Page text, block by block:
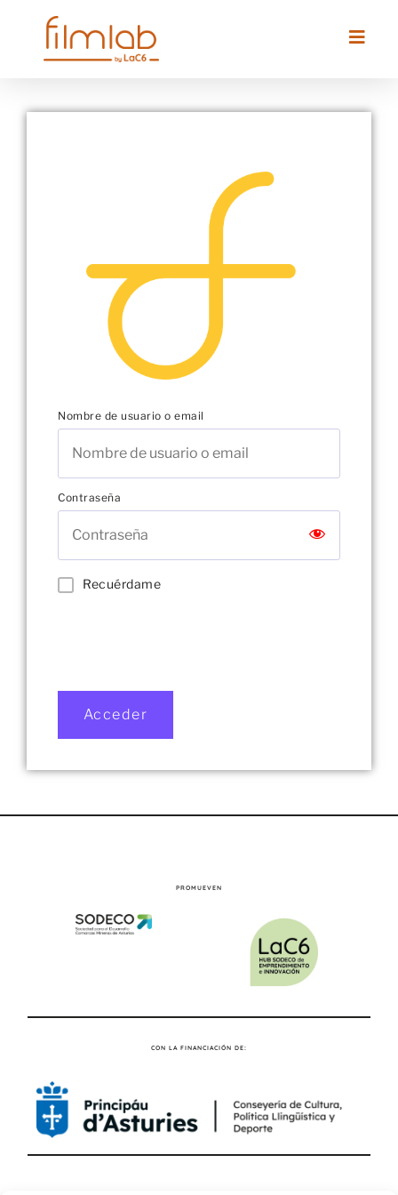
Nombre de usuario o email
Contraseña
Recuérdame
Acceder
PROMUEVEN
CON LA FINANCIACIÓN DE: